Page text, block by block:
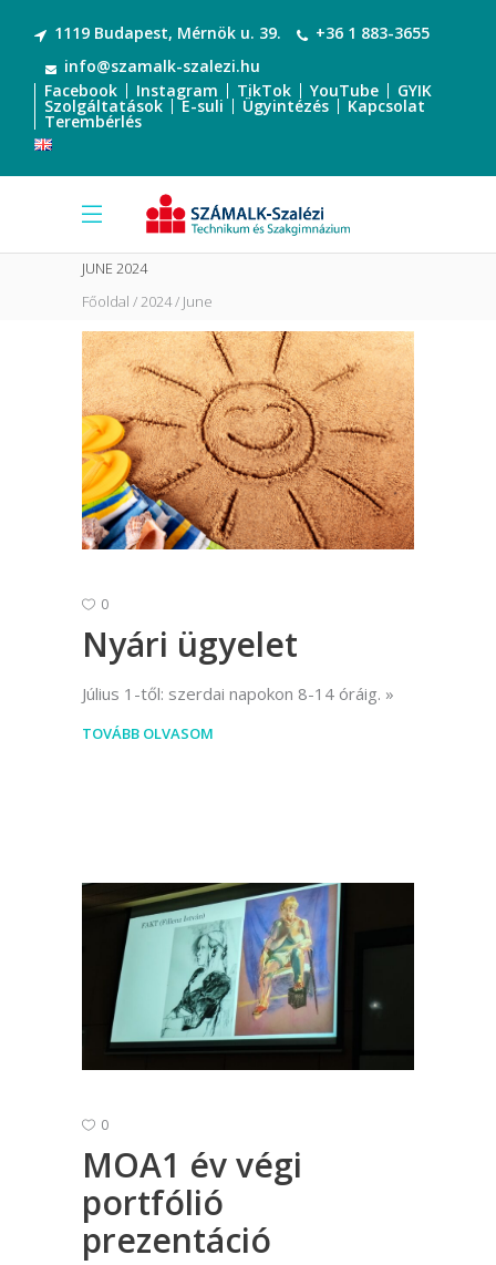
1119 Budapest, Mérnök u. 39.
+36 1 883-3655
info@szamalk-szalezi.hu
Facebook
Instagram TikTok YouTube GYIK
Szolgáltatások E-suli Ügyintézés Kapcsolat
Terembérlés
JUNE 2024
Főoldal 2024 June
0
Nyári ügyelet
Július 1-től: szerdai napokon 8-14 óráig.
TOVÁBB OLVASOM
0
MOA1 év végi
portfólió
prezentáció